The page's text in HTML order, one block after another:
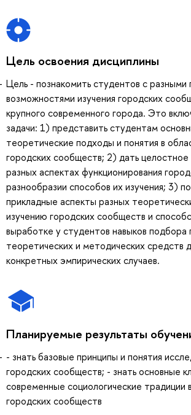
Цель освоения дисциплины
Цель - познакомить студентов с разными
возможностями изучения городских
крупного современного города. Это
задачи: 1) представить студентам
теоретические подходы и понятия в
городских сообществ; 2) дать
разных аспектах функционирования
разнообразии способов их изучения; 3)
прикладные аспекты разных
изучению городских сообществ и
выработке у студентов навыков
теоретических и методических средств
конкретных эмпирических случаев.
Планируемые результаты
- знать базовые принципы и понятия
городских сообществ; - знать основные
современные социологические традиции
городских сообществ